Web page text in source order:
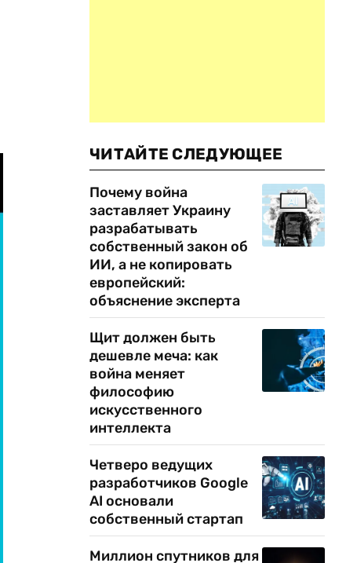
ЧИТАЙТЕ СЛЕДУЮЩЕЕ
Почему война
заставляет Украину
разрабатывать
собственный закон об
ИИ, а не копировать
европейский:
объяснение эксперта
Щит должен быть
дешевле меча: как
война меняет
философию
искусственного
интеллекта
Четверо ведущих
разработчиков Google
AI основали
собственный стартап
Миллион спутников для